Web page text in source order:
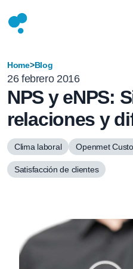
Home>Blog
26 febrero 2016
NPS y eNPS:
relaciones y
Clima laboral Openmet
Satisfacción de clientes